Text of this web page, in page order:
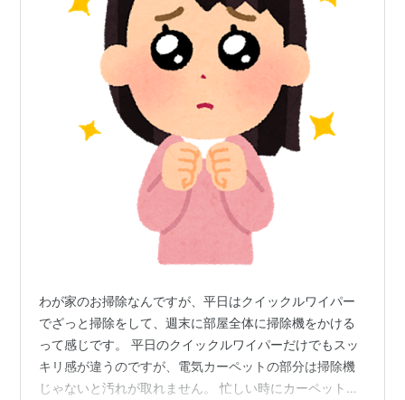
わが家のお掃除なんですが、平日はクイックルワイパー
でざっと掃除をして、週末に部屋全体に掃除機をかける
って感じです。 平日のクイックルワイパーだけでもスッ
キリ感が違うのですが、電気カーペットの部分は掃除機
じゃないと汚れが取れません。 忙しい時にカーペット掃